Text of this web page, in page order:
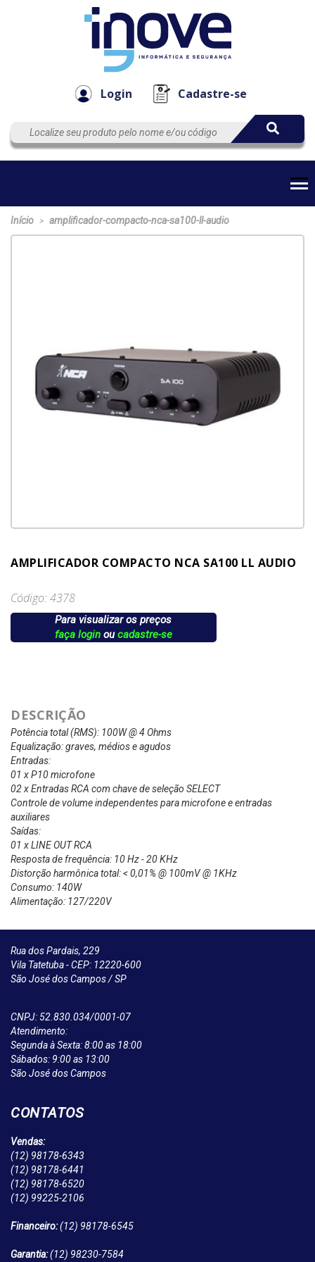
Login Cadastre-se
EmpresaAutomação
Início > amplificador-compacto-nca-sa100-ll-audio
AMPLIFICADOR COMPACTO NCA SA100 LL AUDIO
Código: 4378
Para visualizar os preços
faça loginoucadastre-se
DESCRIÇÃO
Potência total (RMS): 100W @ 4 Ohms
Equalização: graves, médios e agudos
Entradas:
01 x P10 microfone
02 x Entradas RCA com chave de seleção SELECT
Controle de volume independentes para microfone e entradas
auxiliares
Saídas:
01 x LINE OUT RCA
Resposta de frequência: 10 Hz - 20 KHz
Distorção harmônica total: < 0,01% @ 100mV @ 1KHz
Consumo: 140W
Alimentação: 127/220V
Rua dos Pardais, 229
Vila Tatetuba - CEP: 12220-600
São José dos Campos / SP
CNPJ: 52.830.034/0001-07
Atendimento:
Segunda à Sexta: 8:00 as 18:00
Sábados: 9:00 as 13:00
São José dos Campos
CONTATOS
Vendas:
(12) 98178-6343
(12) 98178-6441
(12) 98178-6520
(12) 99225-2106
Financeiro:(12) 98178-6545
Garantia:(12) 98230-7584